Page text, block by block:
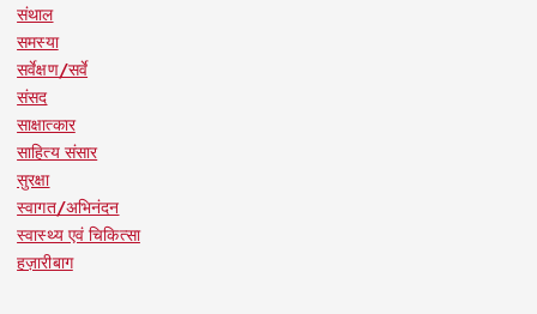
संथाल
समस्या
सर्वेक्षण/सर्वे
संसद
साक्षात्कार
साहित्य संसार
सुरक्षा
स्वागत/अभिनंदन
स्वास्थ्य एवं चिकित्सा
हज़ारीबाग